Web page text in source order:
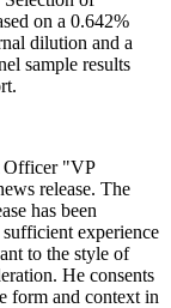
on a 0.642%
dilution and a
sample results
Officer "VP
release. The
has been
experience
to the style of
He consents
form and context in